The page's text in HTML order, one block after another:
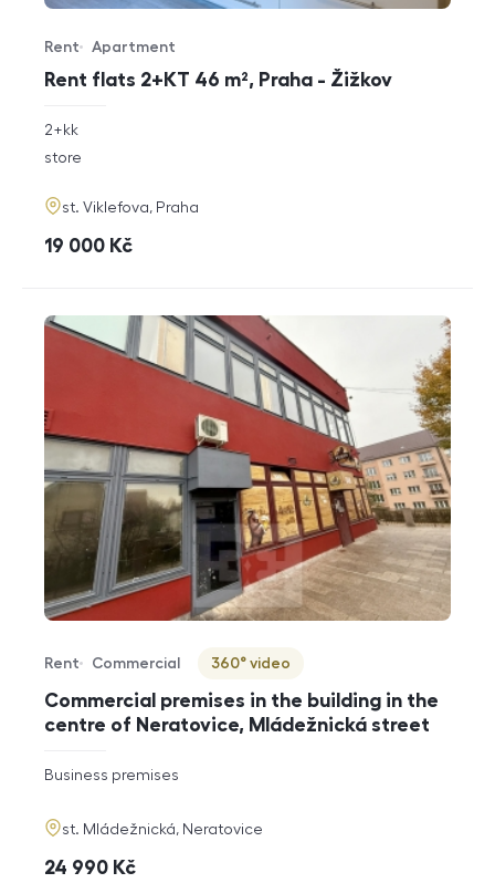
Rent flats 2+KT 46 m², Praha - Žižkov
Offer type
Rent
Property type
Apartment
rozměry
disposition
2+kk
funkce
store
adresa
st. Viklefova, Praha
cena
19 000 Kč
Commercial premises in the building in the
centre of Neratovice, Mládežnická street
Offer type
Rent
Property type
Commercial
Virtuální prohlídka
360° video
rozměry
disposition
Business premises
adresa
st. Mládežnická, Neratovice
cena
24 990 Kč